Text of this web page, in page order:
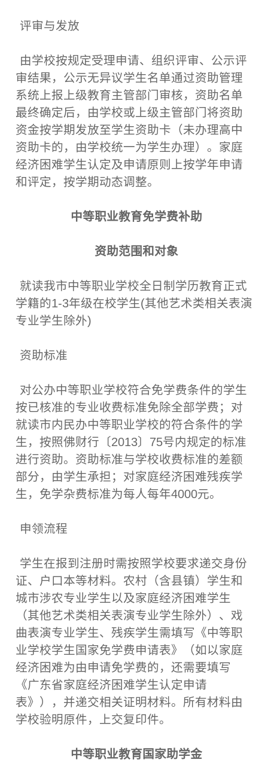
评审与发放
由学校按规定受理申请、组织评审、公示评
审结果，公示无异议学生名单通过资助管理
系统上报上级教育主管部门审核，资助名单
最终确定后，由学校或上级主管部门将资助
资金按学期发放至学生资助卡（未办理高中
资助卡的，由学校统一为学生办理）。家庭
经济困难学生认定及申请原则上按学年申请
和评定，按学期动态调整。
中等职业教育免学费补助
资助范围和对象
就读我市中等职业学校全日制学历教育正式
学籍的1-3年级在校学生(其他艺术类相关表演
专业学生除外)
资助标准
对公办中等职业学校符合免学费条件的学生
按已核准的专业收费标准免除全部学费；对
就读市内民办中等职业学校的符合条件的学
生，按照佛财行〔2013〕75号内规定的标准
进行资助。资助标准与学校收费标准的差额
部分，由学生承担；对家庭经济困难残疾学
生，免学杂费标准为每人每年4000元。
申领流程
学生在报到注册时需按照学校要求递交身份
证、户口本等材料。农村（含县镇）学生和
城市涉农专业学生以及家庭经济困难学生
（其他艺术类相关表演专业学生除外）、戏
曲表演专业学生、残疾学生需填写《中等职
业学校学生国家免学费申请表》（如以家庭
经济困难为由申请免学费的，还需要填写
《广东省家庭经济困难学生认定申请
表》），并递交相关证明材料。所有材料由
学校验明原件，上交复印件。
中等职业教育国家助学金